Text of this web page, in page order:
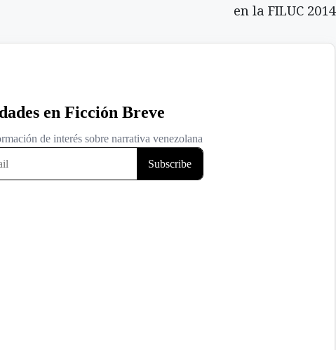
en la FILUC 2014